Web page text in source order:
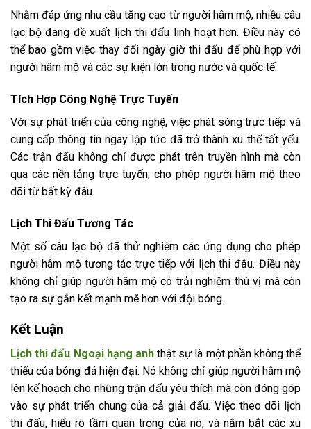
Nhằm đáp ứng nhu cầu tăng cao từ người hâm mộ, nhiều câu
lạc bộ đang đề xuất lịch thi đấu linh hoạt hơn. Điều này có
thể bao gồm việc thay đổi ngày giờ thi đấu để phù hợp với
người hâm mộ và các sự kiện lớn trong nước và quốc tế.
Tích Hợp Công Nghệ Trực Tuyến
Với sự phát triển của công nghệ, việc phát sóng trực tiếp và
cung cấp thông tin ngay lập tức đã trở thành xu thế tất yếu.
Các trận đấu không chỉ được phát trên truyền hình mà còn
qua các nền tảng trực tuyến, cho phép người hâm mộ theo
dõi từ bất kỳ đâu.
Lịch Thi Đấu Tương Tác
Một số câu lạc bộ đã thử nghiệm các ứng dụng cho phép
người hâm mộ tương tác trực tiếp với lịch thi đấu. Điều này
không chỉ giúp người hâm mộ có trải nghiệm thú vị mà còn
tạo ra sự gắn kết mạnh mẽ hơn với đội bóng.
Kết Luận
Lịch thi đấu Ngoại hạng anhthật sự là một phần không thể
thiếu của bóng đá hiện đại. Nó không chỉ giúp người hâm mộ
lên kế hoạch cho những trận đấu yêu thích mà còn đóng góp
vào sự phát triển chung của cả giải đấu. Việc theo dõi lịch
thi đấu, hiểu rõ tầm quan trọng của nó, và nắm bắt các xu